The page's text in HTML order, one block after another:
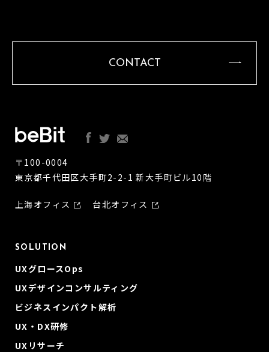
CONTACT
〒100-0004
東京都千代田区大手町2-2-1 新大手町ビル10階
上海オフィス 台北オフィス
SOLUTION
UXグロースOps
UXデザインコンサルティング
ビジネスインパクト解析
UX・DX研修
UXリサーチ